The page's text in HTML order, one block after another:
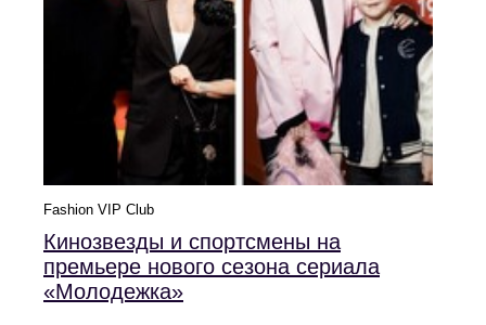
Fashion VIP Club
Кинозвезды и спортсмены на
премьере нового сезона сериала
«Молодежка»